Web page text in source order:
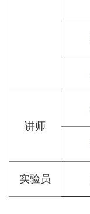
讲师
实验员